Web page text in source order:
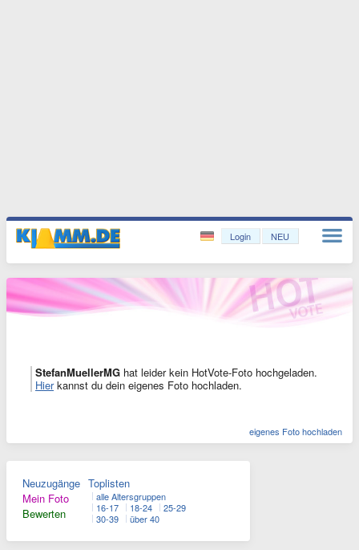
Login NEU
StefanMuellerMG hat leider kein HotVote-Foto hochgeladen.
Hierkannst du dein eigenes Foto hochladen.
eigenes Foto hochladen
Neuzugänge
Mein Foto
Bewerten
Toplisten
alle Altersgruppen
16-17
18-24
25-29
30-39
über 40